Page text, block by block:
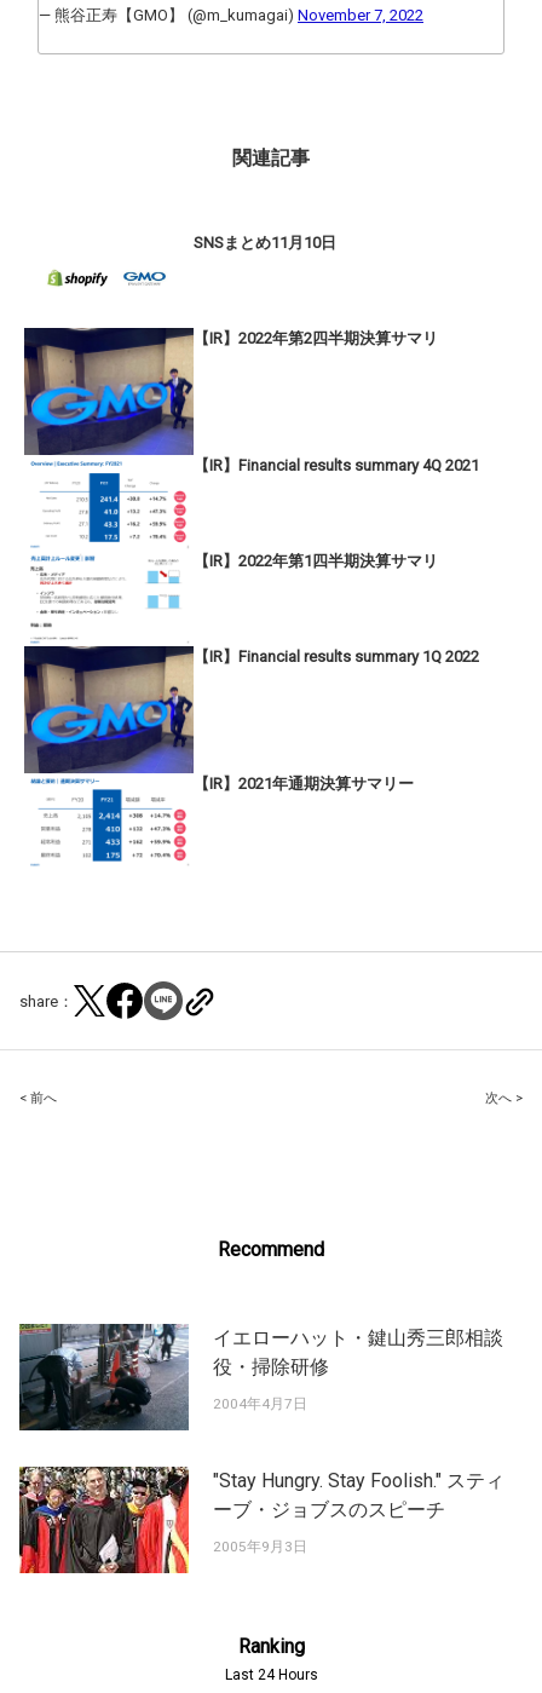
— 熊谷正寿【GMO】 (@m_kumagai) November 7, 2022
関連記事
SNSまとめ11月10日
【IR】2022年第2四半期決算サマリ
【IR】Financial results summary 4Q 2021
【IR】2022年第1四半期決算サマリ
【IR】Financial results summary 1Q 2022
【IR】2021年通期決算サマリー
share：
Post
< 前へ 次へ >
Recommend
イエローハット・鍵山秀三郎相談
役・掃除研修
2004年4月7日
"Stay Hungry. Stay Foolish." スティ
ーブ・ジョブスのスピーチ
2005年9月3日
Ranking
Last 24 Hours